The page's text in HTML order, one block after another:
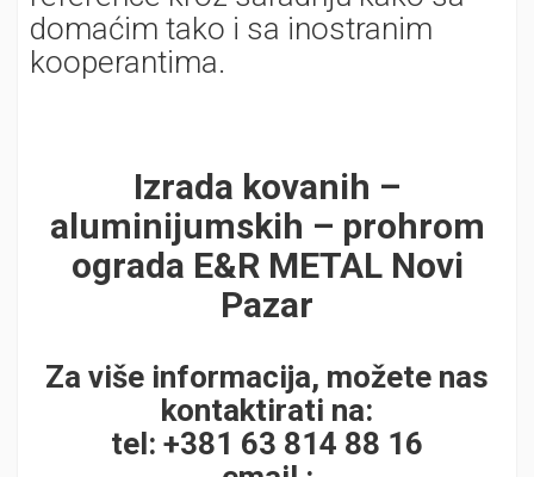
domaćim tako i sa inostranim
kooperantima.
Izrada kovanih –
aluminijumskih – prohrom
ograda E&R METAL Novi
Pazar
Za više informacija, možete nas
kontaktirati na:
tel: +381 63 814 88 16